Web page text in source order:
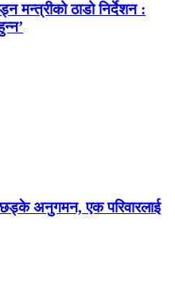
मन्त्रीको ठाडो निर्देशन :
छड्के अनुगमन, एक परिवारलाई